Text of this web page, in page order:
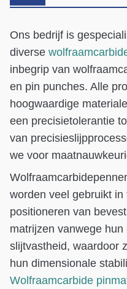
Ons bedrijf is
diverse
inbegrip van
en pin punches. Alle
hoogwaardige
een precisietolerantie
van
we voor
worden veel gebruikt
positioneren van
matrijzen vanwege
slijtvastheid, waardoor
hun dimensionale
Wolfraamcarbide